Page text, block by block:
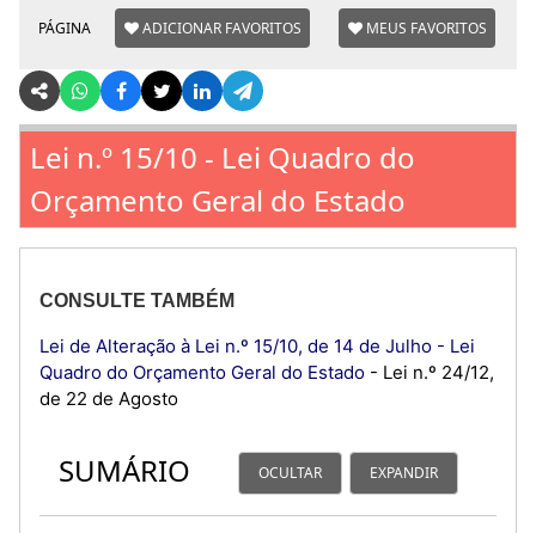
PÁGINA
ADICIONAR FAVORITOS MEUS FAVORITOS
Lei n.º 15/10 - Lei Quadro do
Orçamento Geral do Estado
CONSULTE TAMBÉM
Lei de Alteração à Lei n.º 15/10, de 14 de Julho - Lei
Quadro do Orçamento Geral do Estado - Lei n.º 24/12,
de 22 de Agosto
SUMÁRIO OCULTAR EXPANDIR